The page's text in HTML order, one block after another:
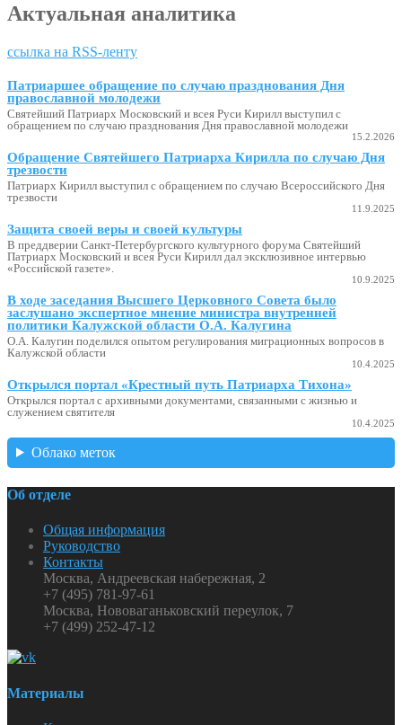
Актуальная аналитика
ссылка на RSS-ленту
Патриаршее обращение по случаю празднования Дня
православной молодежи
Святейший Патриарх Московский и всея Руси Кирилл выступил с
обращением по случаю празднования Дня православной молодежи
15.2.2026
Обращение Святейшего Патриарха Кирилла по случаю Дня
трезвости
Патриарх Кирилл выступил с обращением по случаю Всероссийского Дня
трезвости
11.9.2025
Защита своей веры и своей культуры
В преддверии Санкт-Петербургского культурного форума Святейший
Патриарх Московский и всея Руси Кирилл дал эксклюзивное интервью
«Российской газете».
10.9.2025
В ходе заседания Высшего Церковного Совета было
заслушано экспертное мнение министра внутренней
политики Калужской области О.А. Калугина
О.А. Калугин поделился опытом регулирования миграционных вопросов в
Калужской области
10.4.2025
Открылся портал «Крестный путь Патриарха Тихона»
Открылся портал с архивными документами, связанными с жизнью и
служением святителя
10.4.2025
Облако меток
Об отделе
Общая информация
Руководство
Контакты
Москва, Андреевская набережная, 2
+7 (495) 781-97-61
Москва, Нововаганьковский переулок, 7
+7 (499) 252-47-12
Материалы